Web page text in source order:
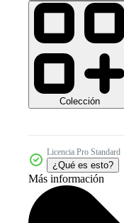
Colección
Licencia Pro Standard
¿Qué es esto?
Más información